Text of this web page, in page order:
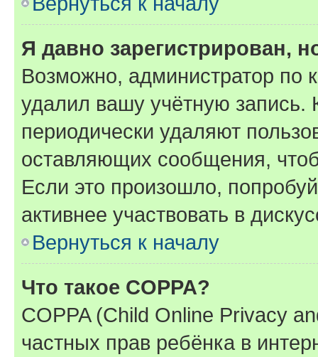
Я давно зарегистрирован,
Возможно, администратор по
удалил вашу учётную запись.
периодически удаляют
оставляющих сообщения,
Если это произошло,
активнее участвовать в
Вернуться к началу
Что такое COPPA?
COPPA (Child Online Privacy
частных прав ребёнка в